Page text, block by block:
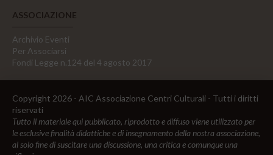
ASSOCIAZIONE
Archivio Eventi
Per Associarsi
Fondi Legge n.124 del 4 agosto 2017
Copyright 2026 - AIC Associazione Centri Culturali - Tutti i diritti
riservati
Tutto il materiale qui pubblicato, riprodotto e diffuso viene utilizzato per
le esclusive finalità didattiche e di insegnamento della nostra associazione,
al solo fine di suscitare una discussione, una critica e comunque una